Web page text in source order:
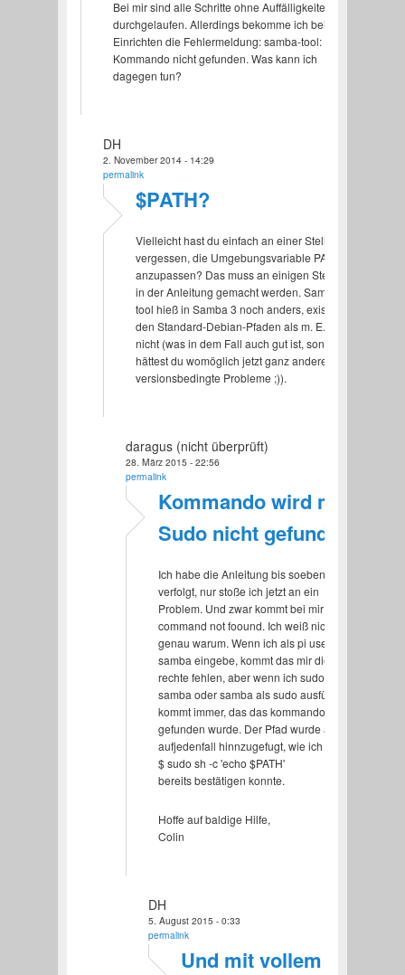
Bei mir sind alle Schritte ohne Auffälligkeiten
durchgelaufen. Allerdings bekomme ich beim
Einrichten die Fehlermeldung: samba-tool:
Kommando nicht gefunden. Was kann ich
dagegen tun?
DH
2. November 2014 - 14:29
permalink
$PATH?
Vielleicht hast du einfach an einer Stelle
vergessen, die Umgebungsvariable PATH
anzupassen? Das muss an einigen Stellen
in der Anleitung gemacht werden. Samba-
tool hieß in Samba 3 noch anders, existiert in
den Standard-Debian-Pfaden als m. E. noch
nicht (was in dem Fall auch gut ist, sonst
hättest du womöglich jetzt ganz andere,
versionsbedingte Probleme ;)).
daragus (nicht überprüft)
28. März 2015 - 22:56
permalink
Kommando wird mit
Sudo nicht gefunden
Ich habe die Anleitung bis soeben
verfolgt, nur stoße ich jetzt an ein
Problem. Und zwar kommt bei mir immer
command not foound. Ich weiß nicht
genau warum. Wenn ich als pi user
samba eingebe, kommt das mir die
rechte fehlen, aber wenn ich sudo
samba oder samba als sudo ausführe,
kommt immer, das das kommando nicht
gefunden wurde. Der Pfad wurde aber
aufjedenfall hinnzugefugt, wie ich mit
$ sudo sh -c 'echo $PATH'
bereits bestätigen konnte.
Hoffe auf baldige Hilfe,
Colin
DH
5. August 2015 - 0:33
permalink
Und mit vollem